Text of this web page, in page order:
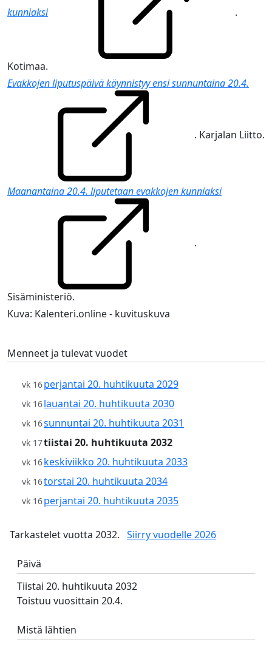
kunniaksi .
Kotimaa.
Evakkojen liputuspäivä käynnistyy ensi sunnuntaina 20.4.
. Karjalan Liitto.
Maanantaina 20.4. liputetaan evakkojen kunniaksi
.
Sisäministeriö.
Kuva: Kalenteri.online - kuvituskuva
Menneet ja tulevat vuodet
vk 16perjantai 20. huhtikuuta 2029
vk 16lauantai 20. huhtikuuta 2030
vk 16sunnuntai 20. huhtikuuta 2031
vk 17tiistai 20. huhtikuuta 2032
vk 16keskiviikko 20. huhtikuuta 2033
vk 16torstai 20. huhtikuuta 2034
vk 16perjantai 20. huhtikuuta 2035
Tarkastelet vuotta 2032. Siirry vuodelle 2026
Päivä
Tiistai 20. huhtikuuta 2032
Toistuu vuosittain 20.4.
Mistä lähtien